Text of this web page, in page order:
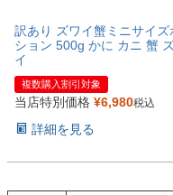
訳あり ズワイ蟹ミニサイズ
ション 500g かに カニ 蟹
イ
複数購入割引対象
当店特別価格 ¥6,980税込
詳細を見る